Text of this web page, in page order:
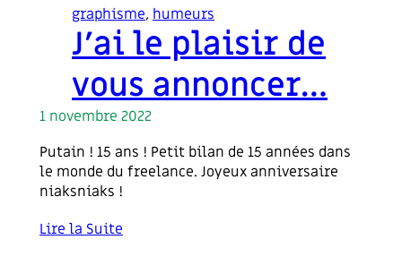
graphisme, humeurs
J’ai le plaisir de
vous annoncer…
1 novembre 2022
Putain ! 15 ans ! Petit bilan de 15 années dans
le monde du freelance. Joyeux anniversaire
niaksniaks !
Lire la Suite